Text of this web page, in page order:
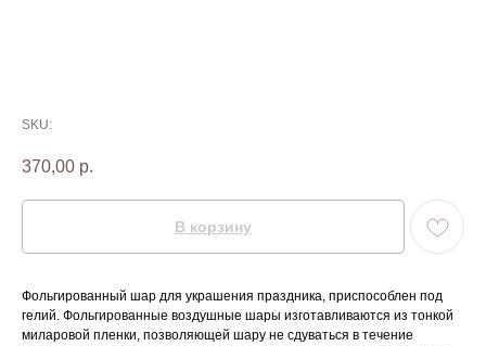
SKU:
370,00 р.
В корзину
Фольгированный шар для украшения праздника, приспособлен под
гелий. Фольгированные воздушные шары изготавливаются из тонкой
миларовой пленки, позволяющей шару не сдуваться в течение